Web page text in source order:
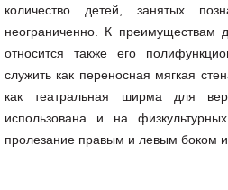
количество детей, занятых
неограниченно. К преимуществам
относится также его
служить как переносная мягкая
как театральная ширма для
использована и на
пролезание правым и левым боком и